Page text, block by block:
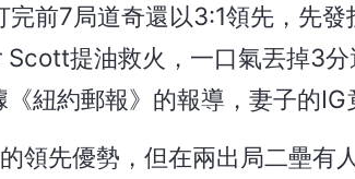
前7局道奇還以3:1領先，先
提油救火，一口氣丟掉3
紐約郵報》的報導，妻子的IG
領先優勢，但在兩出局二壘有